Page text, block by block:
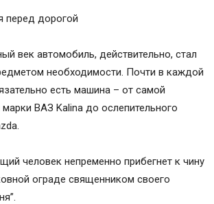
перед дорогой
век автомобиль, действительно, стал
необходимости. Почти в каждой
есть машина – от самой
марки ВАЗ Kalina до ослепительного
человек непременно прибегнет к чину
ограде священником своего